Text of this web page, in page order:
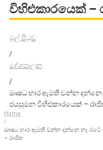
විහිළුකාරයෙක් –
මුල් පිටුව
/
දේශපාලන
/
ඖෂධ භාර ඇමති චන්න දන්නෙ
ජයසුමන විහිළුකාරයෙක් –
Home
/
ඖෂධ භාර ඇමති චන්න දන්නෙ නෑ
– රාජිත